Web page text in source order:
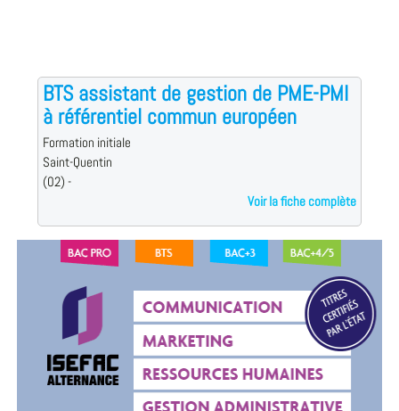
BTS assistant de gestion de PME-PMI
à référentiel commun européen
Formation initiale
Saint-Quentin
(02) -
Voir la fiche complète